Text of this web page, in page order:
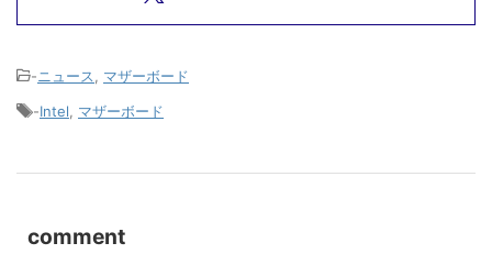
-ニュース
マザーボード
-Intel マザーボード
comment